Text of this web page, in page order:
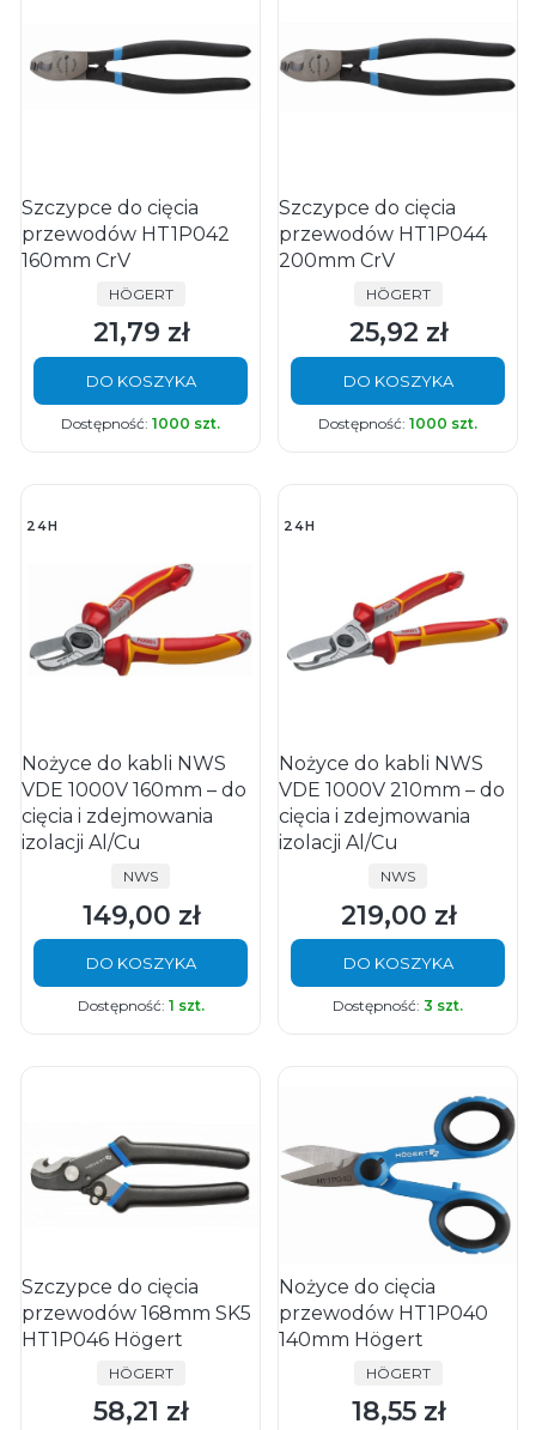
Szczypce do cięcia
przewodów HT1P042
160mm CrV
PRODUCENT
HÖGERT
Cena
21,79 zł
DO KOSZYKA
Dostępność: 1000 szt.
Szczypce do cięcia
przewodów HT1P044
200mm CrV
PRODUCENT
HÖGERT
Cena
25,92 zł
DO KOSZYKA
Dostępność: 1000 szt.
24H
Nożyce do kabli NWS
VDE 1000V 160mm – do
cięcia i zdejmowania
izolacji Al/Cu
PRODUCENT
NWS
Cena
149,00 zł
DO KOSZYKA
Dostępność: 1 szt.
24H
Nożyce do kabli NWS
VDE 1000V 210mm – do
cięcia i zdejmowania
izolacji Al/Cu
PRODUCENT
NWS
Cena
219,00 zł
DO KOSZYKA
Dostępność: 3 szt.
Szczypce do cięcia
przewodów 168mm SK5
HT1P046 Högert
PRODUCENT
HÖGERT
Cena
58,21 zł
Nożyce do cięcia
przewodów HT1P040
140mm Högert
PRODUCENT
HÖGERT
Cena
18,55 zł